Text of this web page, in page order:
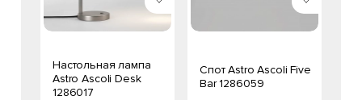
Настольная лампа
Astro Ascoli Desk
1286017
Спот Astro Ascoli Five
Bar 1286059